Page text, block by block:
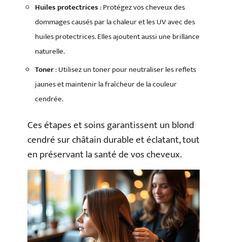
Huiles protectrices: Protégez vos cheveux des
dommages causés par la chaleur et les UV avec des
huiles protectrices. Elles ajoutent aussi une brillance
naturelle.
Toner: Utilisez un toner pour neutraliser les reflets
jaunes et maintenir la fraîcheur de la couleur
cendrée.
Ces étapes et soins garantissent un blond
cendré sur châtain durable et éclatant, tout
en préservant la santé de vos cheveux.